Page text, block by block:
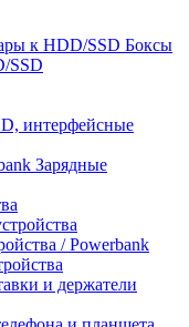
Боксы
SSD
интерфейсные
Зарядные
/ Powerbank
и держатели